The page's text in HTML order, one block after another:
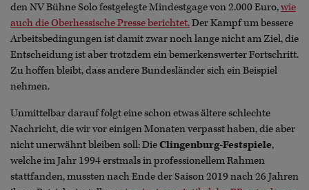
den NV Bühne Solo festgelegte Mindestgage von 2.000 Euro,wie
auch die Oberhessische Presse berichtet.Der Kampf um bessere
Arbeitsbedingungen ist damit zwar noch lange nicht am Ziel, die
Entscheidung ist aber trotzdem ein bemerkenswerter Fortschritt.
Zu hoffen bleibt, dass andere Bundesländer sich ein Beispiel
nehmen.
Unmittelbar darauf folgt eine schon etwas ältere schlechte
Nachricht, die wir vor einigen Monaten verpasst haben, die aber
nicht unerwähnt bleiben soll: DieClingenburg-Festspiele,
welche im Jahr 1994 erstmals in professionellem Rahmen
stattfanden, mussten nach Ende der Saison 2019 nach 26 Jahren